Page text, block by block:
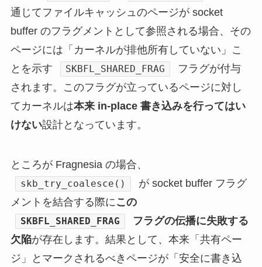
通じてファイルキャッシュのページが socket
buffer のフラグメントとして参照される場合、その
ページには「カーネルが排他所有していない」こ
とを示す
SKBFL_SHARED_FRAG
フラグが付与
されます。このフラグが立っているページに対し
てカーネルは本来 in-place 書き込みを行ってはい
けない設計となっています。
ところが Fragnesia の場合、
skb_try_coalesce()
が socket buffer フラグ
メントを結合する際に この
SKBFL_SHARED_FRAG
フラグの伝播に失敗する
欠陥が存在します。結果として、本来「共有ペー
ジ」とマークされるべきページが「安全に書き込